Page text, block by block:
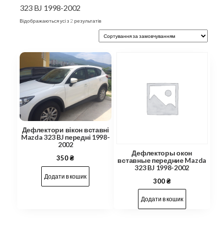
323 BJ 1998-2002
Відображаються усі з 2 результатів
Дефлектори вікон вставні
Mazda 323 BJ передні 1998-
2002
350₴
Додати в кошик
Дефлекторы окон
вставные передние Mazda
323 BJ 1998-2002
300₴
Додати в кошик